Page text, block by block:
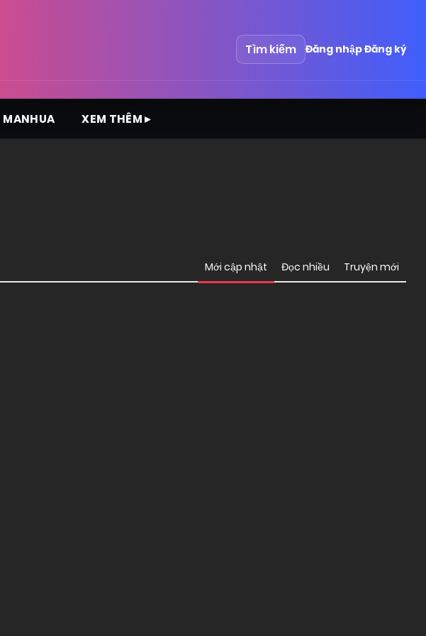
Tìm kiếm Đăng nhậpĐăng ký
MANHUA XEM THÊM ▸
Mới cập nhật Đọc nhiều Truyện mới